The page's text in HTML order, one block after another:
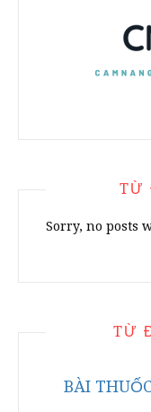
TỪ
Sorry, no posts
TỪ
BÀI